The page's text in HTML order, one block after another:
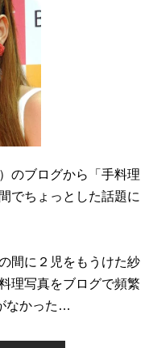
のブログから「手料理
でちょっとした話題に
間に２児をもうけた紗
理写真をブログで頻繁
なかった…